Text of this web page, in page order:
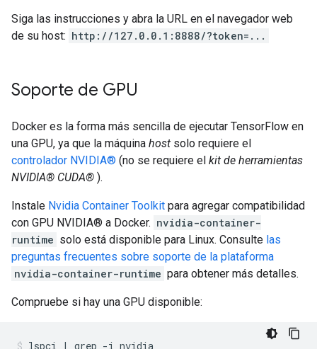
Siga las instrucciones y abra la URL en el navegador web
de su host: http://127.0.0.1:8888/?token=...
Soporte de GPU
Docker es la forma más sencilla de ejecutar TensorFlow en
una GPU, ya que la máquina host solo requiere el
controlador NVIDIA® (no se requiere el kit de herramientas
NVIDIA® CUDA® ).
Instale Nvidia Container Toolkit para agregar compatibilidad
con GPU NVIDIA® a Docker. nvidia-container-
runtime solo está disponible para Linux. Consulte las
preguntas frecuentes sobre soporte de la plataforma
nvidia-container-runtime para obtener más detalles.
Compruebe si hay una GPU disponible: